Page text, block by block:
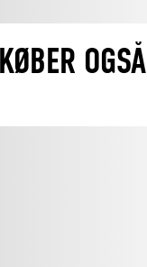
OGSÅ